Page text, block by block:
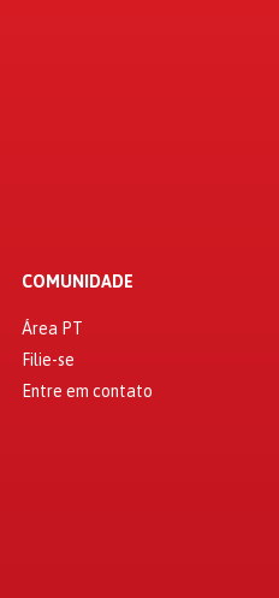
COMUNIDADE
Área PT
Filie-se
Entre em contato